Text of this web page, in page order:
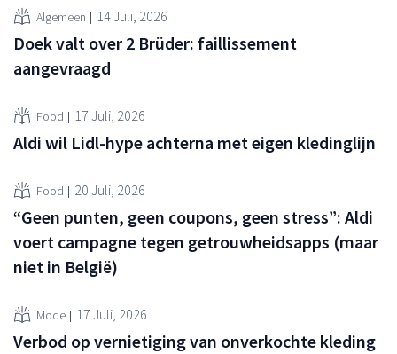
Algemeen 14 Juli, 2026
Doek valt over 2 Brüder: faillissement
aangevraagd
Food 17 Juli, 2026
Aldi wil Lidl-hype achterna met eigen kledinglijn
Food 20 Juli, 2026
“Geen punten, geen coupons, geen stress”: Aldi
voert campagne tegen getrouwheidsapps (maar
niet in België)
Mode 17 Juli, 2026
Verbod op vernietiging van onverkochte kleding